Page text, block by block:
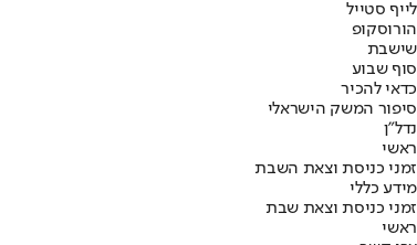
לייף סטייל
הורוסקופ
שישבת
סוף שבוע
כדאי להכיר
סיפור המשק הישראלי
נדל"ן
ראשי
זמני כניסת וצאת השבת
מידע כללי
זמני כניסת וצאת שבת
ראשי